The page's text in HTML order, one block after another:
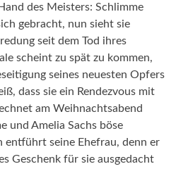
des Meisters: Schlimme
gebracht, nun sieht sie
seit dem Tod ihres
scheint zu spät zu kommen,
seines neuesten Opfers
dass sie ein Rendezvous mit
am Weihnachtsabend
und Amelia Sachs böse
entführt seine Ehefrau, denn er
Geschenk für sie ausgedacht